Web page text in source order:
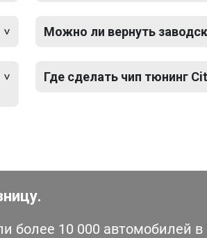
Можно ли вернуть
Где сделать чип тюнинг
10 000 автомобилей